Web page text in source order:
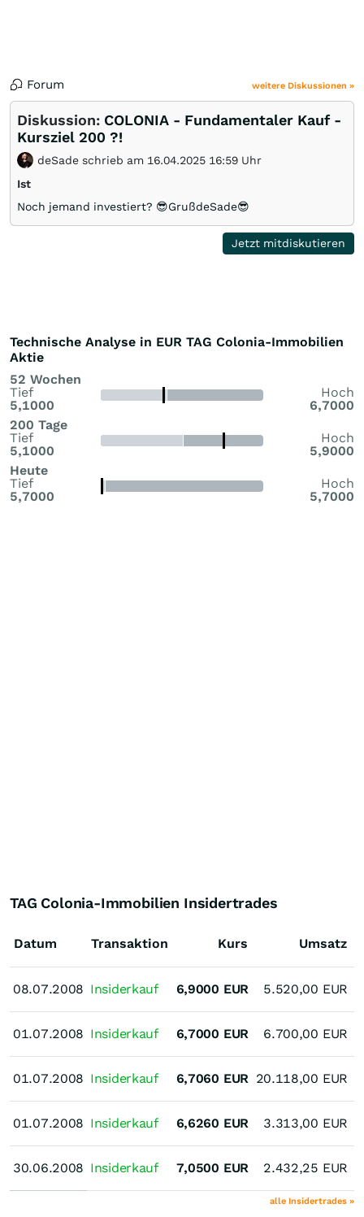
Forum weitere Diskussionen »
Diskussion: COLONIA - Fundamentaler Kauf -
Kursziel 200 ?!
deSade schrieb am 16.04.2025 16:59 Uhr
Ist
Noch jemand investiert? 😎GrußdeSade😎
Jetzt mitdiskutieren
Technische Analyse in EUR TAG Colonia-Immobilien
Aktie
52 Wochen
Tief
5,1000
Hoch
6,7000
200 Tage
Tief
5,1000
Hoch
5,9000
Heute
Tief
5,7000
Hoch
5,7000
TAG Colonia-Immobilien Insidertrades
Datum
08.07.2008
01.07.2008
01.07.2008
01.07.2008
30.06.2008
Transaktion Kurs Umsatz
08.07.2008 Insiderkauf 6,9000 EUR 5.520,00 EUR
01.07.2008 Insiderkauf 6,7000 EUR 6.700,00 EUR
01.07.2008 Insiderkauf 6,7060 EUR 20.118,00 EUR
01.07.2008 Insiderkauf 6,6260 EUR 3.313,00 EUR
30.06.2008 Insiderkauf 7,0500 EUR 2.432,25 EUR
alle Insidertrades »